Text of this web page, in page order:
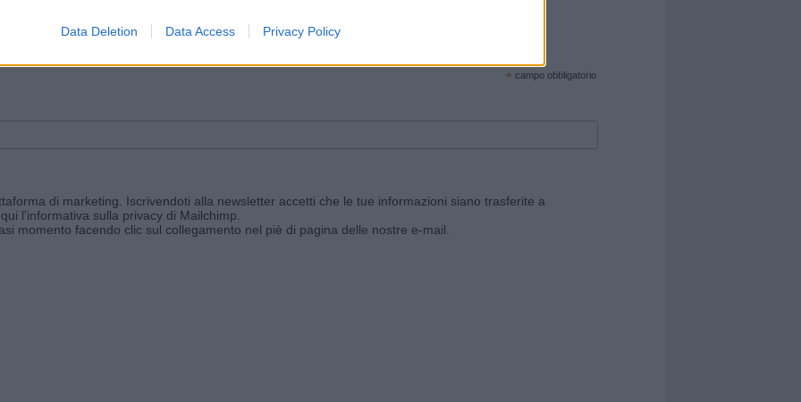
Data Deletion Data Access Privacy Policy
e ricevi le nostre email periodiche contenenti le ultime notizie pubblicate sul sito web!
* campo obbligatorio
di marketing. Iscrivendoti alla newsletter accetti che le tue informazioni siano trasferite a
l'informativa sulla privacy di Mailchimp
momento facendo clic sul collegamento nel piè di pagina delle nostre e-mail.